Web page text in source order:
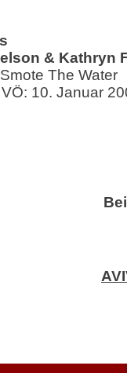
& Kathryn
The Water
10. Januar